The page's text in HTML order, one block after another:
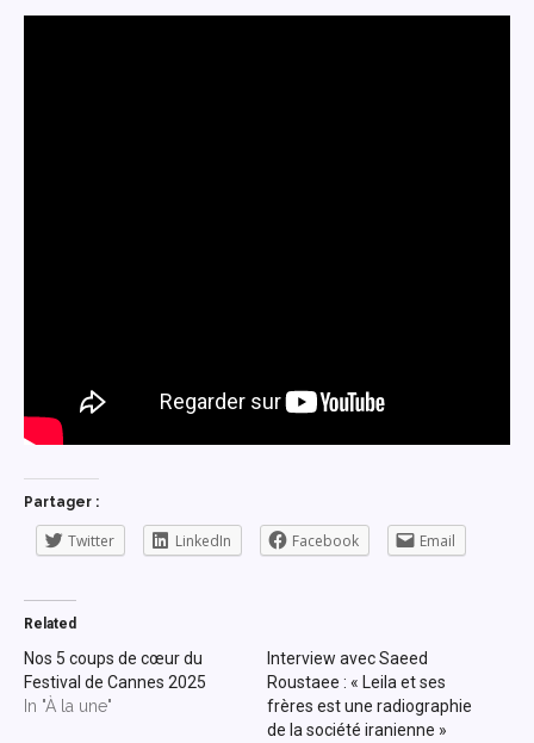
Partager :
Twitter LinkedIn Facebook Email
Related
Nos 5 coups de cœur du
Festival de Cannes 2025
In "À la une"
Interview avec Saeed
Roustaee : « Leila et ses
frères est une radiographie
de la société iranienne »